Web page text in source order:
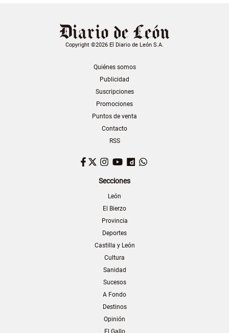
Copyright ©2026 El Diario de León S.A.
Quiénes somos
Publicidad
Suscripciones
Promociones
Puntos de venta
Contacto
RSS
Facebook
TwitterInstagram
YouTubeDailymotion
Secciones
León
El Bierzo
Provincia
Deportes
Castilla y León
Cultura
Sanidad
Sucesos
A Fondo
Destinos
Opinión
El Gallo